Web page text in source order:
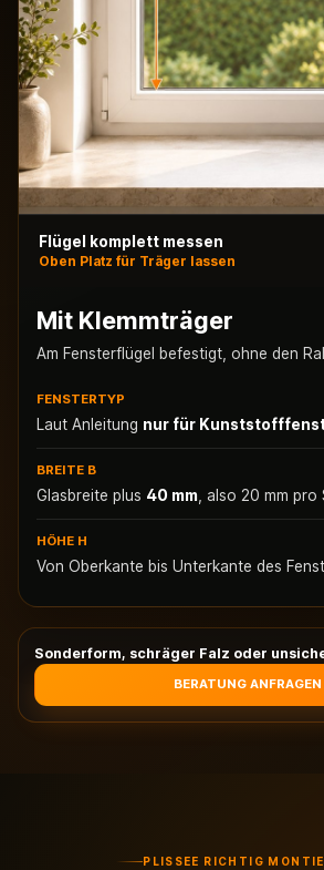
Flügel komplett messen
Oben Platz für Träger lassen
Mit Klemmträger
Am Fensterflügel befestigt, ohne den
FENSTERTYP
Laut Anleitung nur für
BREITE B
Glasbreite plus 40 mm , also 20 mm pro
HÖHE H
Von Oberkante bis Unterkante des
Sonderform, schräger Falz oder
BERATUNG ANFRAGEN
PLISSEE RICHTIG